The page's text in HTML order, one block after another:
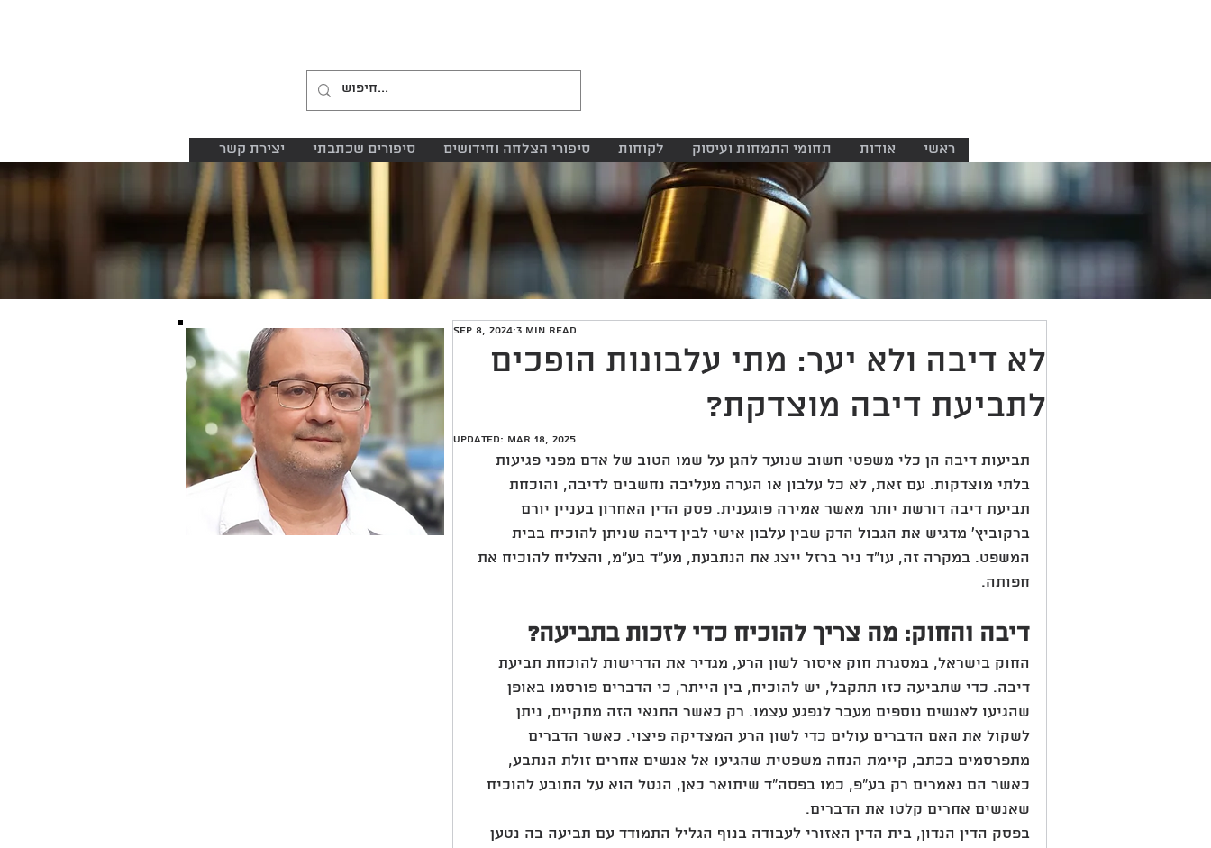
ראשי אודות תחומי התמחות ועיסוק לקוחות סיפורי הצלחה וחידושים סיפורים שכתבתי יצירת קשר
לא דיבה ולא יער: מתי עלבונות הופכים
לתביעת דיבה מוצדקת?
Sep 8, 2024 3 min read
Updated: Mar 18, 2025
תביעות דיבה הן כלי משפטי חשוב שנועד להגן על שמו הטוב של אדם מפני פגיעות
בלתי מוצדקות. עם זאת, לא כל עלבון או הערה מעליבה נחשבים לדיבה, והוכחת
תביעת דיבה דורשת יותר מאשר אמירה פוגענית. פסק הדין האחרון בעניין יורם
ברקוביץ' מדגיש את הגבול הדק שבין עלבון אישי לבין דיבה שניתן להוכיח בבית
המשפט. במקרה זה, עו"ד ניר ברזל ייצג את הנתבעת, מע"ד בע"מ, והצליח להוכיח את
חפותה.
דיבה והחוק: מה צריך להוכיח כדי לזכות בתביעה?
החוק בישראל, במסגרת חוק איסור לשון הרע, מגדיר את הדרישות להוכחת תביעת
דיבה. כדי שתביעה כזו תתקבל, יש להוכיח, בין הייתר, כי הדברים פורסמו באופן
שהגיעו לאנשים נוספים מעבר לנפגע עצמו. רק כאשר התנאי הזה מתקיים, ניתן
לשקול את האם הדברים עולים כדי לשון הרע המצדיקה פיצוי. כאשר הדברים
מתפרסמים בכתב, קיימת הנחה משפטית שהגיעו אל אנשים אחרים זולת הנתבע,
כאשר הם נאמרים רק בע"פ, כמו בפסה"ד שיתואר כאן, הנטל הוא על התובע להוכיח
שאנשים אחרים קלטו את הדברים.
בפסק הדין הנדון, בית הדין האזורי לעבודה בנוף הגליל התמודד עם תביעה בה נטען